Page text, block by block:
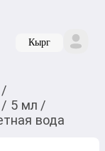
Кырг
/
/ 5 мл /
вода